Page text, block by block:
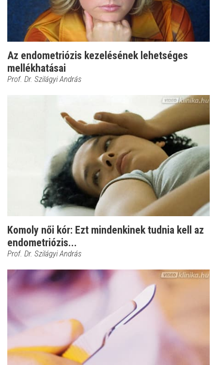
Az endometriózis kezelésének lehetséges
mellékhatásai
Prof. Dr. Szilágyi András
Komoly női kór: Ezt mindenkinek tudnia kell az
endometriózis...
Prof. Dr. Szilágyi András